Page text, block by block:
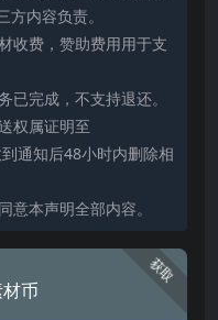
内容负责。
收费，赞助费用用于支
已完成，不支持退还。
权属证明至
通知后48小时内删除相
意本声明全部内容。
获取
币